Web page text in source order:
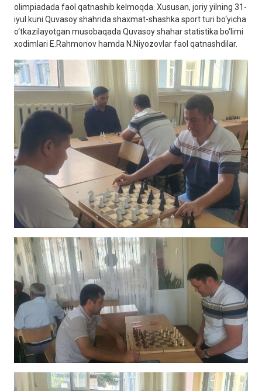
olimpiadada faol qatnashib kelmoqda. Xususan, joriy yilning 31-
iyul kuni Quvasoy shahrida shaxmat-shashka sport turi bo‘yicha
o‘tkazilayotgan musobaqada Quvasoy shahar statistika bo‘limi
xodimlari E.Rahmonov hamda N.Niyozovlar faol qatnashdilar.